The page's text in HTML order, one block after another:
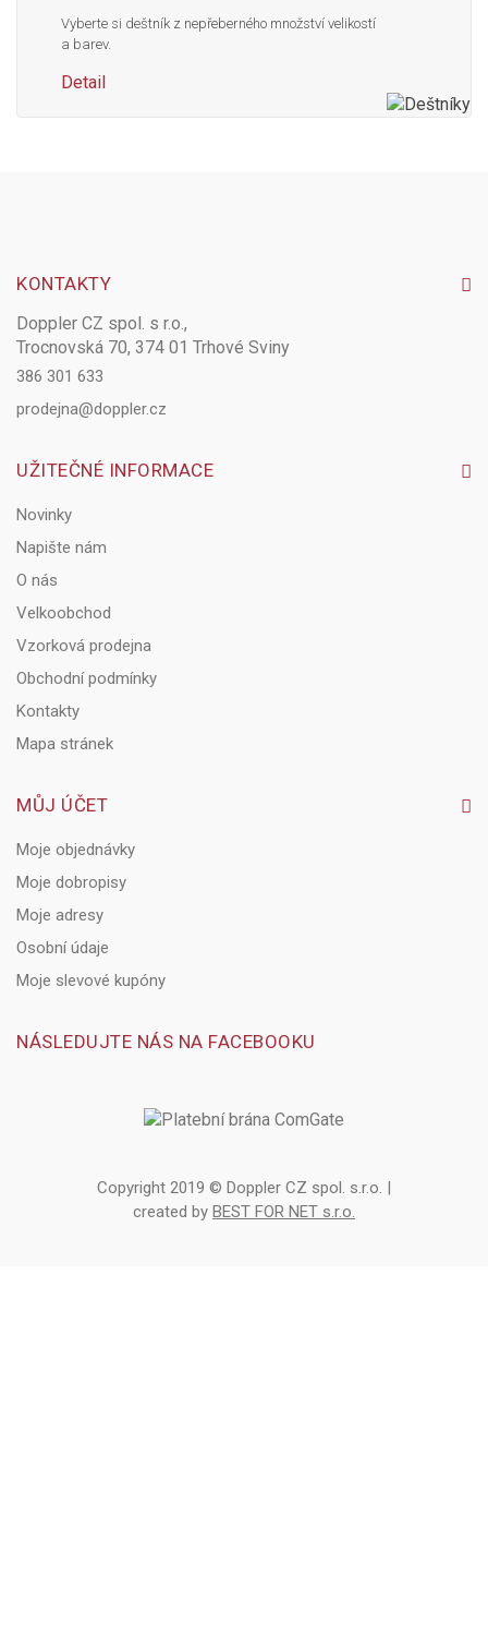
Vyberte si deštník z nepřeberného množství velikostí
a barev.
Detail
KONTAKTY
Doppler CZ spol. s r.o.,
Trocnovská 70, 374 01 Trhové Sviny
386 301 633
prodejna@doppler.cz
UŽITEČNÉ INFORMACE
Novinky
Napište nám
O nás
Velkoobchod
Vzorková prodejna
Obchodní podmínky
Kontakty
Mapa stránek
MŮJ ÚČET
Moje objednávky
Moje dobropisy
Moje adresy
Osobní údaje
Moje slevové kupóny
NÁSLEDUJTE NÁS NA FACEBOOKU
Copyright 2019 © Doppler CZ spol. s.r.o. |
created by BEST FOR NET s.r.o.